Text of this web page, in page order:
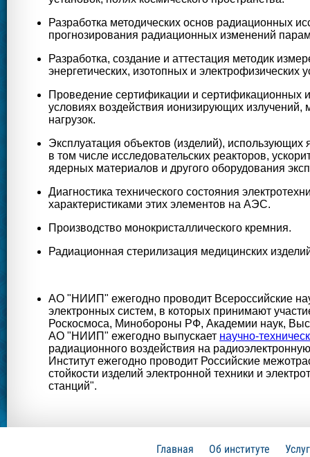
Разработка методических основ радиационных
прогнозирования радиационных изменений
Разработка, создание и аттестация методик
энергетических, изотопных и электрофизических
Проведение сертификации и сертификационных
условиях воздействия ионизирующих излучений,
нагрузок.
Эксплуатация объектов (изделий),
в том числе исследовательских реакторов,
ядерных материалов и другого оборудования
Диагностика технического состояния
характеристиками этих элементов на АЭС.
Производство монокристаллического кремния.
Радиационная стерилизация медицинских
АО "НИИП" ежегодно проводит Всероссийские
электронных систем, в которых принимают
Роскосмоса, Минобороны РФ, Академии наук,
АО "НИИП" ежегодно выпускает научно-
радиационного воздействия на
Институт ежегодно проводит Российские
стойкости изделий электронной техники и
станций".
Главная Об институте